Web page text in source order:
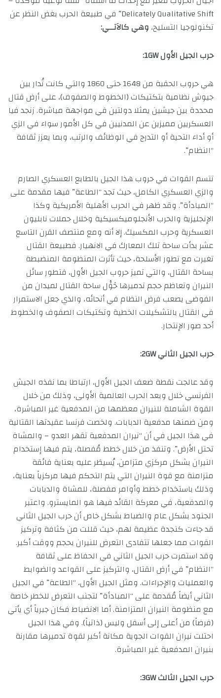
Delicately Qualitative Shift” في طبيعة الحرب بغض النظر عن
تكنولوجيا التسليح، وهي كالآتــي:
حرب الجيل الأول 1GW:
هي حروب الحقبة من 1648 حتى 1860 والتي كانت تُدار بين
جيوش نظامية بتكتيكات (الخطوط والصفوف)، على أرض قتال
محددة بين جيشين يمثلا دولتين في مواجهة مباشرة. زنجد فيا
العسكريين مميزين عن المدنيين في كل الأمور سواء في الزي
أو أداء التحية أو التدرج في الوظائف والرتب، وبما يعزز ثقافة
“النظام”.
تتسم القوات في حروب هذا الجيل بالطابع العسكري الصارم
والزي العسكري الكامل، حيث تجد “الطاعة” فيها مقدمة على
“المبادأة”. وقد ظهر في الحرب الأهلية الأمريكية وكذا
الإنجليزية والحرب الأنجلوميكسيكية وخلال حملات نابليون
العسكرية وحرب المكسيك. إلا أنه ومع منتصف القرن التاسع
عشر بدأت ساحة تلك المعارك في الانهيار. فطبيعة القتال
تغيرت مع تطور الأسلحة، حيث تأثرت المنظومة المنضبطة
بساحة القتال، والتي تميز حروب الجيل الأول، فتطور سائل
النيران وتعاظم حجم تدميرها حًوًْل ساحة القتال لميدان من
الفوضى يصعب فرض النظام في أنحائه، والذي جعل الاستمرار
في القتال بالتشكيلات الخطية وتكتيكات الصفوف والخطوط
أحد صور الإنتحار.
حرب الجيل الثاني 2GW:
وقد عالجت نقطة ضعف الجيل الأول، ارتباطا بما نفذه الجيش
الفرنسي خلال وبعد الحرب العالمية الأولى، وذلك من خلال
القوة الشاملة للنيران معظمها من المدفعية غير المباشرة،
ومن ضمنها مدفعية الدبابات. ولخصت فرنسا عقيدتها القتالية
في هذا الجيل في أن “نيران المدفعية تقهر العدو – والمشاة
تحتل الأرض”. وتنفذ من خلال خطط مُفصلة، يتم فيها إستخدام
النيران بشكل مركزي متزامن، يُسيطَر عليه بعناية فائقة
متزامنة مع قوة النيران التي يتم التحكم فيها مركزياً بعناية،
وذلك باستخدام خطط وأوامر مفصلة، للمشاة والدبابات
والمدفعية، في معركة القائد فيها هو المايسترو. واعتبر
الجنود بشكل عام والضباط بشكل خاص أن حرب الجيل الثاني
قد جاءت كنجدة عظيمة لهم، حيث قللت من كثافة وتركيز
القوات مما جعلها تتفادى التعرض للنيران بحجم ووقت أكبر.
وقد استمرت حرب الجيل الثاني في الحفاظ على ثقافة
“النظام” في أرض القتال، والتركيز على القواعد والضوابط
والعمليات والإجراءات. ومثل الجيل الأول، “الطاعة” في الجيل
الثاني أيضاً مُقدمة على “المبادأة” لتجنب التعرض للخطر خاصة
مع منظومة النيران المتزامنة. أما الانضباط فكان جبرياً أي يأتي
(فرضاً) من أعلى إلى أسفل وليس (ذاتياً). وفي هذا الجيل
احتلت نيران القوات الجوية مكانة أكبر لقوة تدميرها مقارنة
بنيران المدفعية غير المباشرة.
حرب الجيل الثالث 3GW: